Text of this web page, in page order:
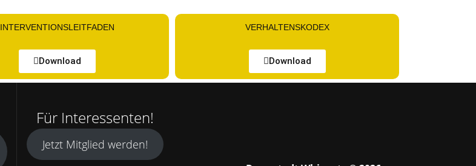
INTERVENTIONSLEITFADEN
Download
VERHALTENSKODEX
Download
Für Interessenten!
Jetzt Mitglied werden!